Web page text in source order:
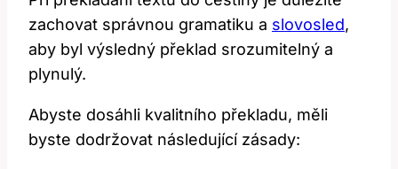
zachovat správnou gramatiku a slovosled,
aby byl výsledný překlad srozumitelný a
plynulý.
Abyste dosáhli kvalitního překladu, měli
byste dodržovat následující zásady: